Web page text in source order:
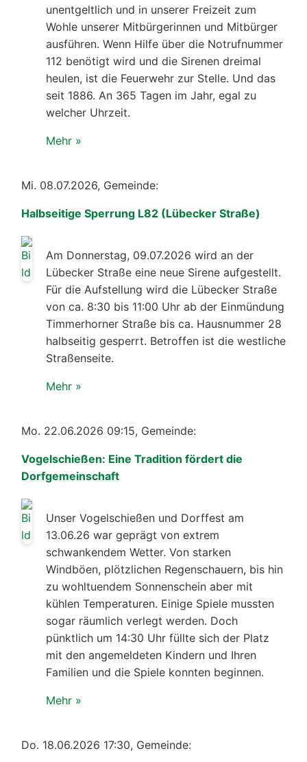
unentgeltlich und in unserer Freizeit zum
Wohle unserer Mitbürgerinnen und Mitbürger
ausführen. Wenn Hilfe über die Notrufnummer
112 benötigt wird und die Sirenen dreimal
heulen, ist die Feuerwehr zur Stelle. Und das
seit 1886. An 365 Tagen im Jahr, egal zu
welcher Uhrzeit.
Mehr »
Mi. 08.07.2026, Gemeinde:
Halbseitige Sperrung L82 (Lübecker Straße)
Am Donnerstag, 09.07.2026 wird an der
Lübecker Straße eine neue Sirene aufgestellt.
Für die Aufstellung wird die Lübecker Straße
von ca. 8:30 bis 11:00 Uhr ab der Einmündung
Timmerhorner Straße bis ca. Hausnummer 28
halbseitig gesperrt. Betroffen ist die westliche
Straßenseite.
Mehr »
Mo. 22.06.2026 09:15, Gemeinde:
Vogelschießen: Eine Tradition fördert die
Dorfgemeinschaft
Unser Vogelschießen und Dorffest am
13.06.26 war geprägt von extrem
schwankendem Wetter. Von starken
Windböen, plötzlichen Regenschauern, bis hin
zu wohltuendem Sonnenschein aber mit
kühlen Temperaturen. Einige Spiele mussten
sogar räumlich verlegt werden. Doch
pünktlich um 14:30 Uhr füllte sich der Platz
mit den angemeldeten Kindern und Ihren
Familien und die Spiele konnten beginnen.
Mehr »
Do. 18.06.2026 17:30, Gemeinde: